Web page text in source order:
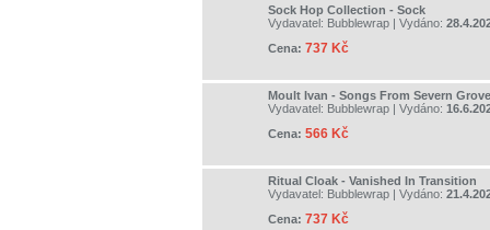
Sock Hop Collection - Sock
Vydavatel: Bubblewrap | Vydáno:
Cena: 737 Kč
Moult Ivan - Songs From Severn Grove
Vydavatel: Bubblewrap | Vydáno:
Cena: 566 Kč
Ritual Cloak - Vanished In Transition
Vydavatel: Bubblewrap | Vydáno:
Cena: 737 Kč